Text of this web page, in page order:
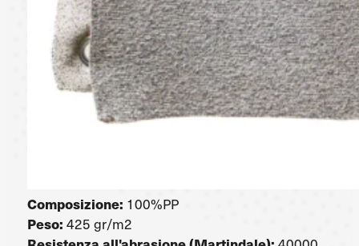
Composizione: 100%PP
Peso: 425 gr/m2